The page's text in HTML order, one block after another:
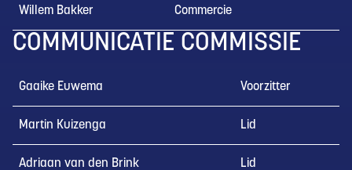
Willem Bakker Commercie
COMMUNICATIE COMMISSIE
Gaaike Euwema Voorzitter
Martin Kuizenga Lid
Adriaan van den Brink Lid